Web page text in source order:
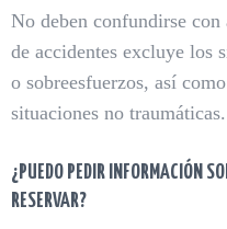
No deben confundirse
de accidentes excluye los
o sobreesfuerzos, así
situaciones no traumáticas.
¿PUEDO PEDIR INFORMACIÓN
RESERVAR?